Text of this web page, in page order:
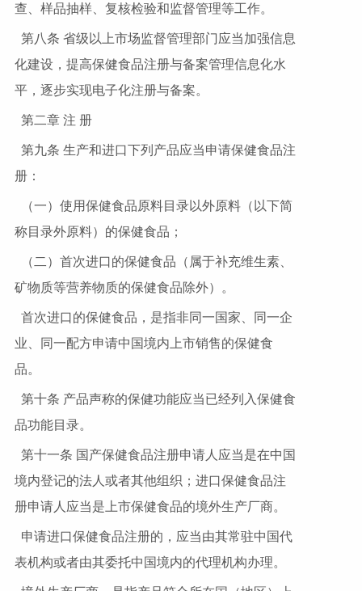
查、样品抽样、复核检验和监督管理等工作。
第八条 省级以上市场监督管理部门应当加强信息
化建设，提高保健食品注册与备案管理信息化水
平，逐步实现电子化注册与备案。
第二章 注 册
第九条 生产和进口下列产品应当申请保健食品注
册：
（一）使用保健食品原料目录以外原料（以下简
称目录外原料）的保健食品；
（二）首次进口的保健食品（属于补充维生素、
矿物质等营养物质的保健食品除外）。
首次进口的保健食品，是指非同一国家、同一企
业、同一配方申请中国境内上市销售的保健食
品。
第十条 产品声称的保健功能应当已经列入保健食
品功能目录。
第十一条 国产保健食品注册申请人应当是在中国
境内登记的法人或者其他组织；进口保健食品注
册申请人应当是上市保健食品的境外生产厂商。
申请进口保健食品注册的，应当由其常驻中国代
表机构或者由其委托中国境内的代理机构办理。